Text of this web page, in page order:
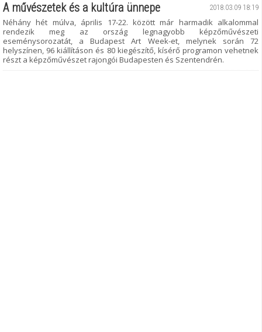
2018.03.09 18:19
A művészetek és a kultúra ünnepe
Néhány hét múlva, április 17-22. között már harmadik alkalommal
rendezik meg az ország legnagyobb képzőművészeti
eseménysorozatát, a Budapest Art Week-et, melynek során 72
helyszínen, 96 kiállításon és 80 kiegészítő, kísérő programon vehetnek
részt a képzőművészet rajongói Budapesten és Szentendrén.